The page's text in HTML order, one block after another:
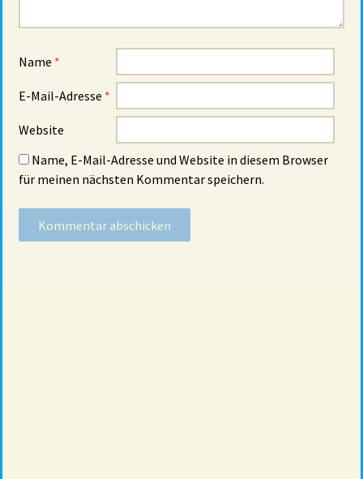
Name *
E-Mail-Adresse *
Website
Name, E-Mail-Adresse und Website in diesem Browser
für meinen nächsten Kommentar speichern.